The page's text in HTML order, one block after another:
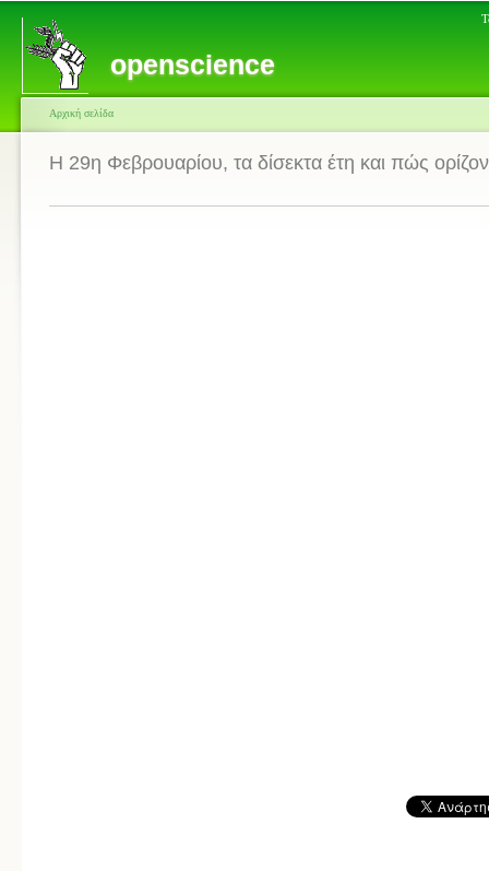
openscience
Αρχική σελίδα
Η 29η Φεβρουαρίου, τα δίσεκτα έτη και πώς